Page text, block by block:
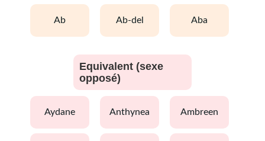
ab ab-del aba
Equivalent (sexe
opposé)
aydane anthynea ambreen